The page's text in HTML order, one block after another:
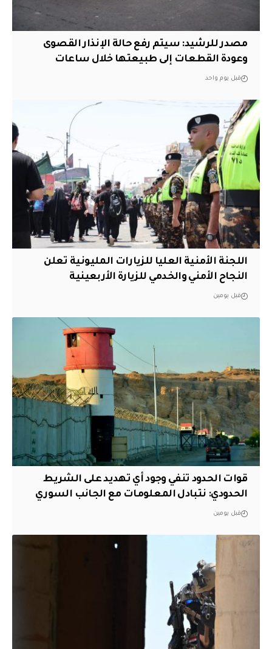
مصدر للرشيد: سيتم رفع حالة الإنذار القصوى
وعودة القطعات إلى طبيعتها خلال ساعات
قبل يوم واحد
اللجنة الأمنية العليا للزيارات المليونية تعلن
النجاح الأمني والخدمي للزيارة الأربعينية
قبل يومين
قوات الحدود تنفي وجود أي تهديد على الشريط
الحدودي: نتبادل المعلومات مع الجانب السوري
قبل يومين